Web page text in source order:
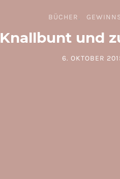
BÜCHER
Knallbunt und
POSTED ON
6. OKTOBER